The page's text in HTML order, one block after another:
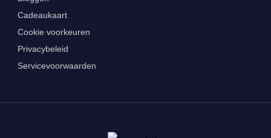
Cadeaukaart
Cookie voorkeuren
Privacybeleid
Servicevoorwaarden